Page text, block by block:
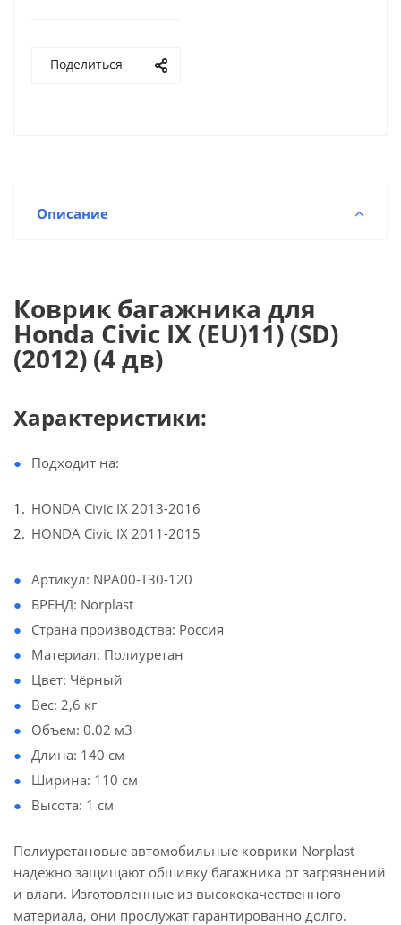
Поделиться
Описание
Коврик багажника для
Honda Civic IX (EU)11) (SD)
(2012) (4 дв)
Характеристики:
Подходит на:
HONDA Civic IX 2013-2016
HONDA Civic IX 2011-2015
Артикул: NPA00-T30-120
БРЕНД: Norplast
Страна производства: Россия
Материал: Полиуретан
Цвет: Чёрный
Вес: 2,6 кг
Объем: 0.02 м3
Длина: 140 см
Ширина: 110 см
Высота: 1 см
Полиуретановые автомобильные коврики Norplast
надежно защищают обшивку багажника от загрязнений
и влаги. Изготовленные из высококачественного
материала, они прослужат гарантированно долго.